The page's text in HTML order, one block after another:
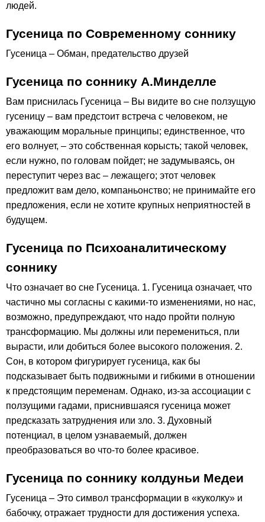
людей.
Гусеница по Современному соннику
Гусеница – Обман, предательство друзей
Гусеница по соннику А.Минделле
Вам приснилась Гусеница – Вы видите во сне ползущую
гусеницу – вам предстоит встреча с человеком, не
уважающим моральные принципы; единственное, что
его волнует, – это собственная корысть; такой человек,
если нужно, по головам пойдет; не задумываясь, он
переступит через вас – лежащего; этот человек
предложит вам дело, компаньонство; не принимайте его
предложения, если не хотите крупных неприятностей в
будущем.
Гусеница по Психоаналитическому
соннику
Что означает во сне Гусеница. 1. Гусеница означает, что
частично мы согласны с какими-то изменениями, но нас,
возможно, предупреждают, что надо пройти полную
трансформацию. Мы должны или перемениться, пли
вырасти, или добиться более высокого положения. 2.
Сон, в котором фигурирует гусеница, как бы
подсказывает быть подвижными и гибкими в отношении
к предстоящим переменам. Однако, из-за ассоциации с
ползущими гадами, приснившаяся гусеница может
предсказать затруднения или зло. 3. Духовный
потенциал, в целом узнаваемый, должен
преобразоваться во что-то более красивое.
Гусеница по соннику колдуньи Медеи
Гусеница – Это символ трансформации в «куколку» и
бабочку, отражает трудности для достижения успеха.